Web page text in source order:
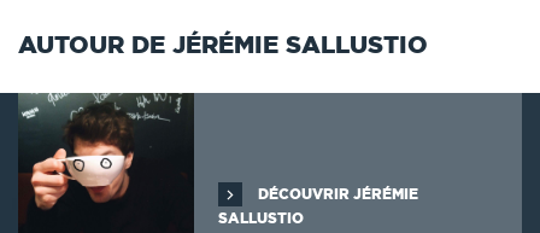
AUTOUR DE JÉRÉMIE SALLUSTIO
DÉCOUVRIR JÉRÉMIE
SALLUSTIO